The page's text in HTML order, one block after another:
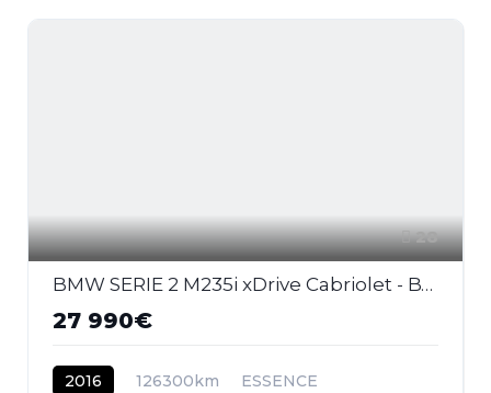
28
BMW SERIE 2 M235i xDrive Cabriolet - BVA Sport CABRIOLET F23 M Performance PHASE 1
27 990€
2016 126300km ESSENCE